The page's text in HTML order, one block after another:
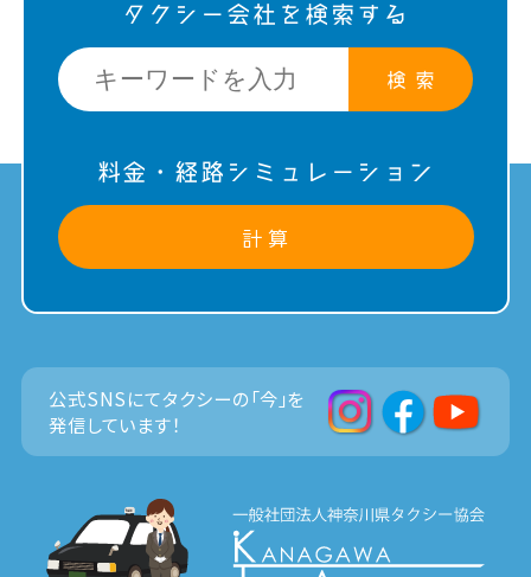
タクシー会社を検索する
検 索
料金・経路シミュレーション
計 算
公式SNSにてタクシーの「今」を
発信しています！